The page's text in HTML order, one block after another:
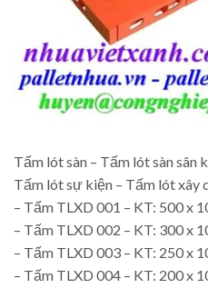
Tấm lót sàn – Tấm lót sàn sân
Tấm lót sự kiện – Tấm lót xây
– Tấm TLXD 001 – KT: 500 x
– Tấm TLXD 002 – KT: 300 x
– Tấm TLXD 003 – KT: 250 x
– Tấm TLXD 004 – KT: 200 x